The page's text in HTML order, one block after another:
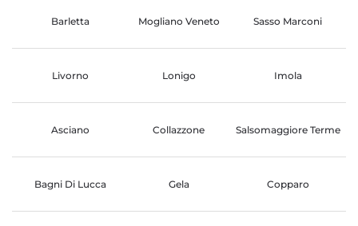
Barletta Mogliano Veneto Sasso Marconi
Livorno Lonigo Imola
Asciano Collazzone Salsomaggiore Terme
Bagni Di Lucca Gela Copparo